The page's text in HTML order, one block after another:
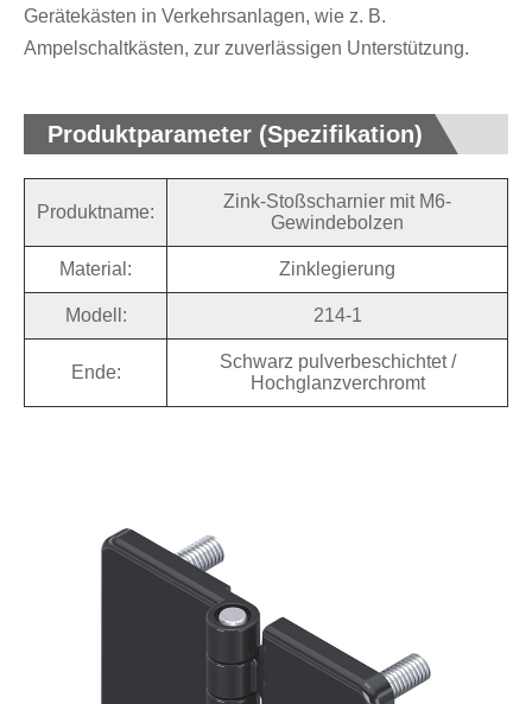
Gerätekästen in Verkehrsanlagen, wie z. B.
Ampelschaltkästen, zur zuverlässigen Unterstützung.
Produktparameter (Spezifikation)
Produktname:
Zink-Stoßscharnier mit M6-
Gewindebolzen
Material: Zinklegierung
Modell: 214-1
Ende:
Schwarz pulverbeschichtet /
Hochglanzverchromt